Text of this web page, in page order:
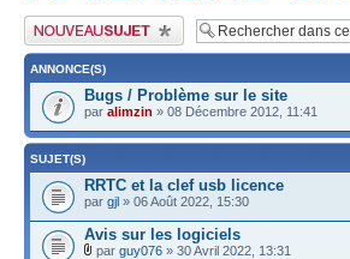
Publier un nouveau sujet
ANNONCE(S)
Bugs / Problème sur le site
par alimzin » 08 Décembre 2012, 11:41
SUJET(S)
RRTC et la clef usb licence
par gjl » 06 Août 2022, 15:30
Avis sur les logiciels
par guy076 » 30 Avril 2022, 13:31